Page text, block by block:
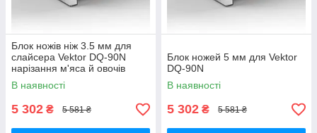
Блок ножів ніж 3.5 мм для
слайсера Vektor DQ-90N
нарізання м'яса й овочів
В наявності
5 302 ₴ 5 581 ₴
Блок ножей 5 мм для Vektor
DQ-90N
В наявності
5 302 ₴ 5 581 ₴